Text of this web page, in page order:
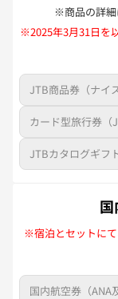
※商品の詳
※2025年3月31日を
JTB商品券（ナイ
カード型旅行券（
JTBカタログギフ
※宿泊とセットに
国内航空券（ANA